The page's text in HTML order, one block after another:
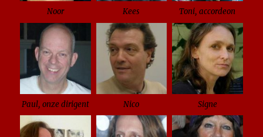
Noor Kees Toni, accordeon
Paul, onze dirigent Nico Signe